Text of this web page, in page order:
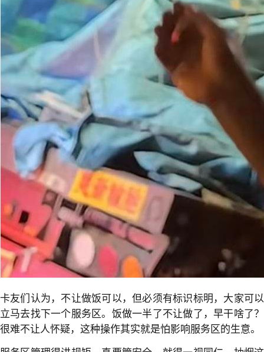
卡友们认为，不让做饭可以，但必须有标识标明，大家可以
立马去找下一个服务区。饭做一半了不让做了，早干啥了？
很难不让人怀疑，这种操作其实就是怕影响服务区的生意。